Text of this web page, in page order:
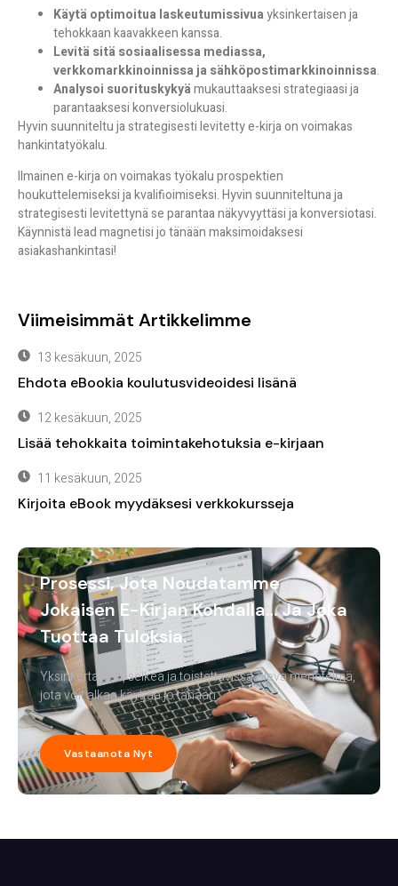
Käytä optimoitua laskeutumissivuayksinkertaisen ja
tehokkaan kaavakkeen kanssa.
Levitä sitä sosiaalisessa mediassa,
verkkomarkkinoinnissa ja sähköpostimarkkinoinnissa.
Analysoi suorituskykyämukauttaaksesi strategiaasi ja
parantaaksesi konversiolukuasi.
Hyvin suunniteltu ja strategisesti levitetty e-kirja on voimakas
hankintatyökalu.
Ilmainen e-kirja on voimakas työkalu prospektien
houkuttelemiseksi ja kvalifioimiseksi. Hyvin suunniteltuna ja
strategisesti levitettynä se parantaa näkyvyyttäsi ja konversiotasi.
Käynnistä lead magnetisi jo tänään maksimoidaksesi
asiakashankintasi!
Viimeisimmät Artikkelimme
13 kesäkuun, 2025
Ehdota eBookia koulutusvideoidesi lisänä
12 kesäkuun, 2025
Lisää tehokkaita toimintakehotuksia e-kirjaan
11 kesäkuun, 2025
Kirjoita eBook myydäksesi verkkokursseja
Prosessi, Jota Noudatamme
Jokaisen E-Kirjan Kohdalla… Ja Joka
Tuottaa Tuloksia.
Yksinkertainen, selkeä ja toistettavissa oleva menetelmä,
jota voit alkaa käyttää jo tänään.
Vastaanota Nyt